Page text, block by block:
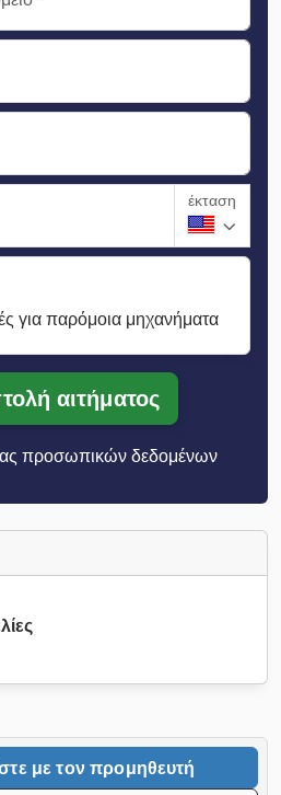
έκταση
για παρόμοια μηχανήματα
αιτήματος
προσωπικών δεδομένων
με τον προμηθευτή